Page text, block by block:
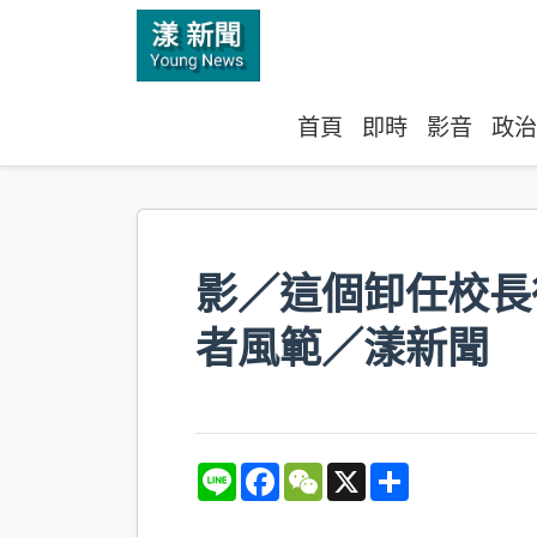
首頁 即時 影音 政治
影／這個卸任校
者風範／漾新聞
L
F
W
X